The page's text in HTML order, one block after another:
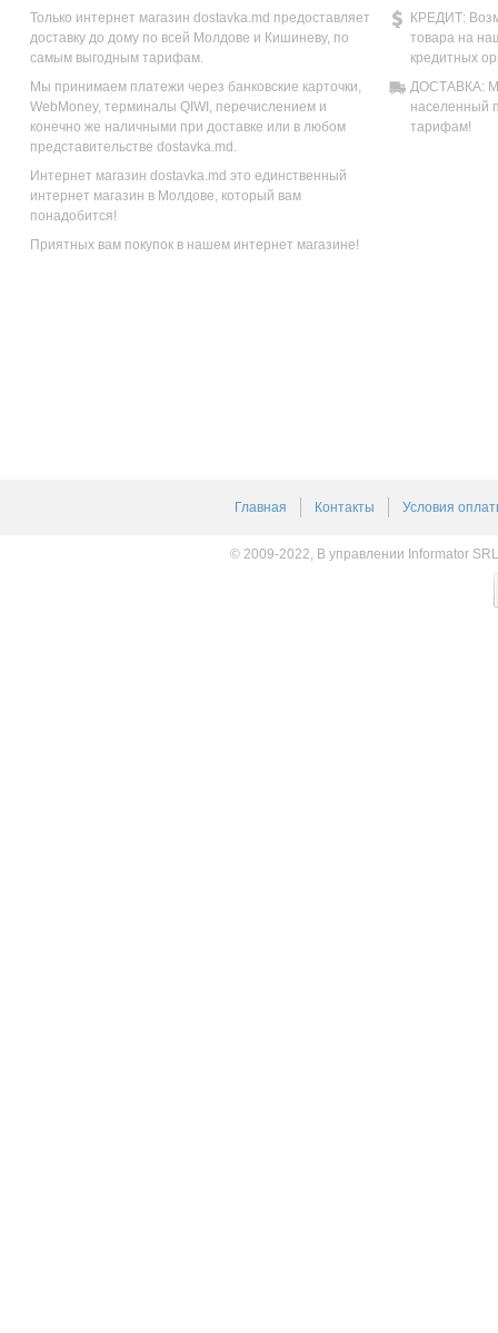
Только интернет магазин dostavka.md предоставляет
доставку до дому по всей Молдове и Кишиневу, по
самым выгодным тарифам.
Мы принимаем платежи через банковские карточки,
WebMoney, терминалы QIWI, перечислением и
конечно же наличными при доставке или в любом
представительстве dostavka.md.
Интернет магазин dostavka.md это единственный
интернет магазин в Молдове, который вам
понадобится!
Приятных вам покупок в нашем интернет магазине!
КРЕДИТ:
товара на
кредитных
ДОСТАВКА:
населенный
тарифам!
Главная Контакты Условия
© 2009-2022, В управлении Informator SRL